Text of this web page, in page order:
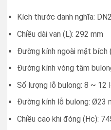
Kích thước danh nghĩa:
Chiều dài van (L): 292 mm
Đường kính ngoài mặt bích
Đường kính vòng tâm
Số lượng lỗ bulong: 8 ~ 12
Đường kính lỗ bulong: Ø23
Chiều cao khi đóng (Hc):